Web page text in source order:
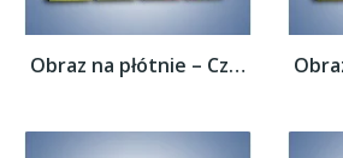
Obraz na płótnie – Czerwony sen o kwiatach...